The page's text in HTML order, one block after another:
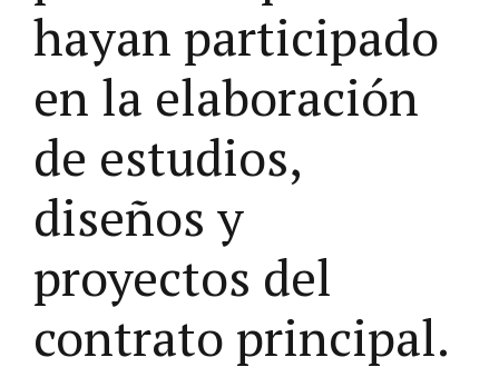
hayan participado
en la elaboración
de estudios,
diseños y
proyectos del
contrato principal.